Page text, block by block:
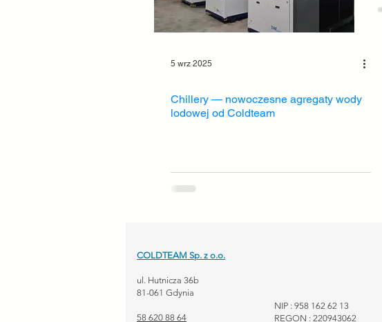
5 wrz 2025
Chillery — nowoczesne agregaty wody
lodowej od Coldteam
COLDTEAM Sp. z o.o.
ul. Hutnicza 36b
81-061 Gdynia
58 620 88 64
NIP : 958 162 62 13
REGON : 220943062